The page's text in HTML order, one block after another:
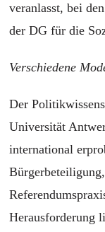
veranlasst, bei
der DG für die
Verschiedene
Der
Universität
international
Herausforderung